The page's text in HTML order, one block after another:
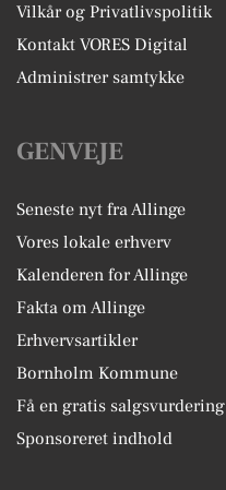
Vilkår og Privatlivspolitik
Kontakt VORES Digital
Administrer samtykke
GENVEJE
Seneste nyt fra Allinge
Vores lokale erhverv
Kalenderen for Allinge
Fakta om Allinge
Erhvervsartikler
Bornholm Kommune
Få en gratis salgsvurdering
Sponsoreret indhold